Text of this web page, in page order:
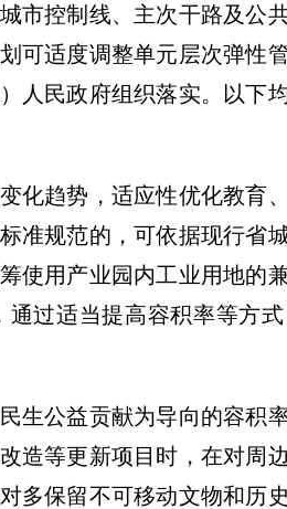
市控制线、主次干路及公
可适度调整单元层次弹性
人民政府组织落实。以下
化趋势，适应性优化教育
准规范的，可依据现行省
使用产业园内工业用地的
过适当提高容积率等方式
生公益贡献为导向的容积
造等更新项目时，在对周
多保留不可移动文物和历